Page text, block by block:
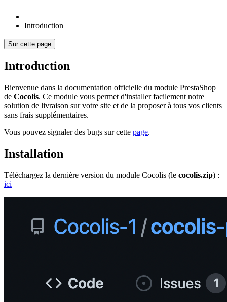
Introduction
Sur cette page
Introduction
Bienvenue dans la documentation officielle du module PrestaShop
de Cocolis. Ce module vous permet d'installer facilement notre
solution de livraison sur votre site et de la proposer à tous vos clients
sans frais supplémentaires.
Vous pouvez signaler des bugs sur cette page.
Installation
Téléchargez la dernière version du module Cocolis (le cocolis.zip) :
ici